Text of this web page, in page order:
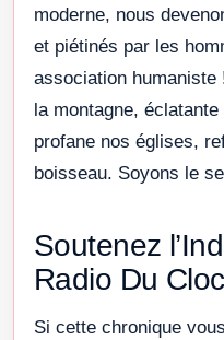
moderne, nous
et piétinés par les
association
la montagne, éclatante
profane nos églises,
boisseau. Soyons le
Soutenez
Radio Du
Si cette chronique